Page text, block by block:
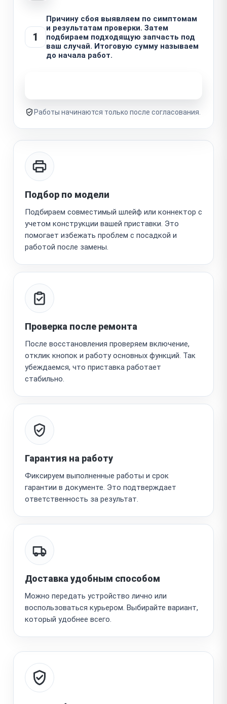
1
Причину сбоя выявляем по симптомам
и результатам проверки. Затем
подбираем подходящую запчасть под
ваш случай. Итоговую сумму называем
до начала работ.
Работы начинаются только после согласования.
Подбор по модели
Подбираем совместимый шлейф или коннектор с
учетом конструкции вашей приставки. Это
помогает избежать проблем с посадкой и
работой после замены.
Проверка после ремонта
После восстановления проверяем включение,
отклик кнопок и работу основных функций. Так
убеждаемся, что приставка работает
стабильно.
Гарантия на работу
Фиксируем выполненные работы и срок
гарантии в документе. Это подтверждает
ответственность за результат.
Доставка удобным способом
Можно передать устройство лично или
воспользоваться курьером. Выбирайте вариант,
который удобнее всего.